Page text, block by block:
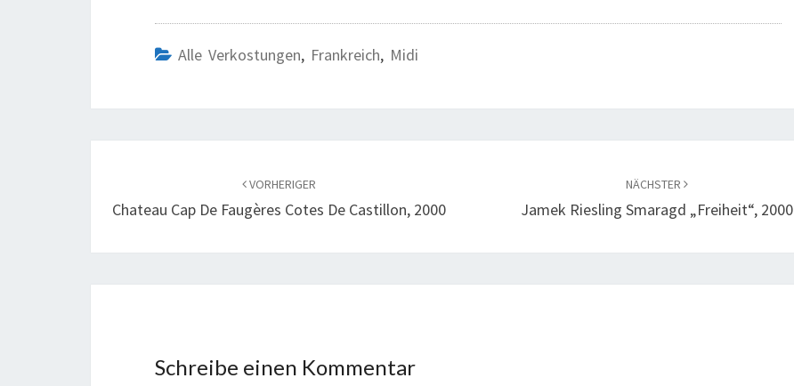
Alle Verkostungen, Frankreich, Midi
VORHERIGER
Chateau Cap De Faugères Cotes De Castillon, 2000
NÄCHSTER
Jamek Riesling Smaragd „Freiheit“, 2000
Schreibe einen Kommentar